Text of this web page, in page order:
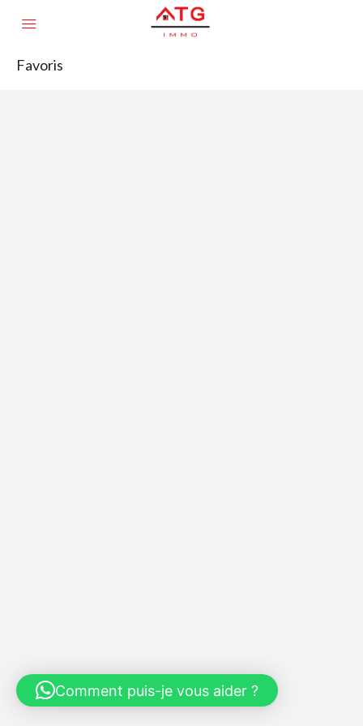
Favoris
Comment puis-je vous aider ?